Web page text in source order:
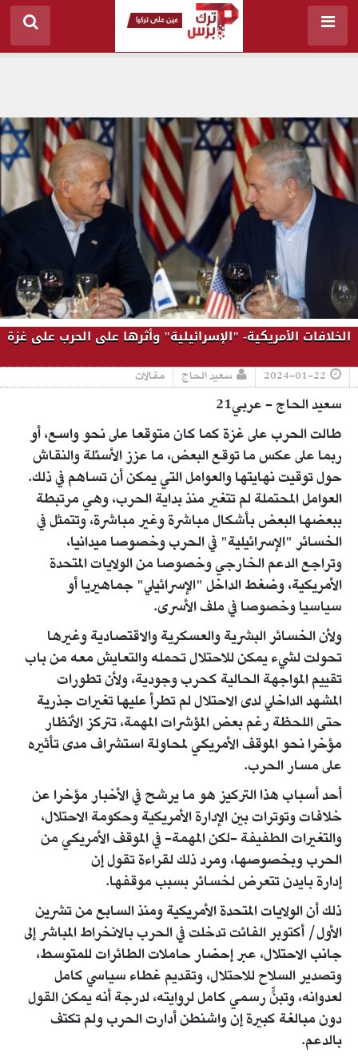
الخلافات الأمريكية- "الإسرائيلية" وأثرها على الحرب على غزة
2024-01-22 سعيد الحاج مقالات
سعيد الحاج - عربي21
طالت الحرب على غزة كما كان متوقعا على نحو واسع، أو
ربما على عكس ما توقع البعض، ما عزز الأسئلة والنقاش
حول توقيت نهايتها والعوامل التي يمكن أن تساهم في ذلك.
العوامل المحتملة لم تتغير منذ بداية الحرب، وهي مرتبطة
ببعضها البعض بأشكال مباشرة وغير مباشرة، وتتمثل في
الخسائر "الإسرائيلية" في الحرب وخصوصا ميدانيا،
وتراجع الدعم الخارجي وخصوصا من الولايات المتحدة
الأمريكية، وضغط الداخل "الإسرائيلي" جماهيريا أو
سياسيا وخصوصا في ملف الأسرى.
ولأن الخسائر البشرية والعسكرية والاقتصادية وغيرها
تحولت لشيء يمكن للاحتلال تحمله والتعايش معه من باب
تقييم المواجهة الحالية كحرب وجودية، ولأن تطورات
المشهد الداخلي لدى الاحتلال لم تطرأ عليها تغيرات جذرية
حتى اللحظة رغم بعض المؤشرات المهمة، تتركز الأنظار
مؤخرا نحو الموقف الأمريكي لمحاولة استشراف مدى تأثيره
على مسار الحرب.
أحد أسباب هذا التركيز هو ما يرشح في الأخبار مؤخرا عن
خلافات وتوترات بين الإدارة الأمريكية وحكومة الاحتلال،
والتغيرات الطفيفة -لكن المهمة- في الموقف الأمريكي من
الحرب وبخصوصها، ومرد ذلك لقراءة تقول إن
إدارة بايدن تتعرض لخسائر بسبب موقفها.
ذلك أن الولايات المتحدة الأمريكية ومنذ السابع من تشرين
الأول/ أكتوبر الفائت تدخلت في الحرب بالانخراط المباشر إلى
جانب الاحتلال، عبر إحضار حاملات الطائرات للمتوسط،
وتصدير السلاح للاحتلال، وتقديم غطاء سياسي كامل
لعدوانه، وتبنٍّ رسمي كامل لروايته، لدرجة أنه يمكن القول
دون مبالغة كبيرة إن واشنطن أدارت الحرب ولم تكتف
بالدعم.